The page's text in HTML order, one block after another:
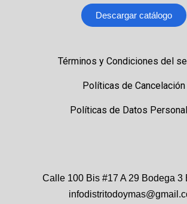
Descargar catálogo
Términos y Condiciones del
Políticas de Cancelación
Políticas de Datos
Calle 100 Bis #17 A 29 Bodega 3